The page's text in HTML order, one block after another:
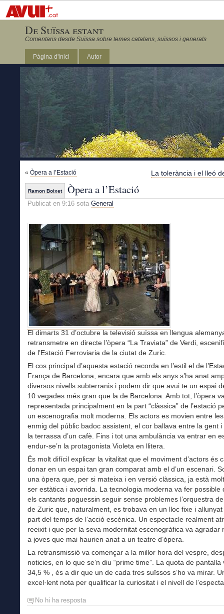
De Suïssa estant
Comentaris desde Suïssa sobre temes catalans, suïssos i generals
Pàgina d'inici Autor
« Òpera a l’Estació La tolerància i el lleó
Ramon Boixet Òpera a l’Estació
Publicat en 9:16 sota General
El dimarts 31 d’octubre la televisió suïssa en llengua
retransmetre en directe l’òpera “La Traviata” de Verdi,
de l’Estació Ferroviaria de la ciutat de Zuric.
El cos principal d’aquesta estació recorda en l’estil el de
França de Barcelona, encara que amb els anys s’ha anat
diversos nivells subterranis i podem dir que avui te un espai
10 vegades més gran que la de Barcelona. Amb tot, l’òpera
representada principalment en la part “clàssica” de l’estació
un escenografia molt moderna. Els actors es movien entre
enmig del públic badoc assistent, el cor ballava entre la gent i
la terrassa d’un cafè. Fins i tot una ambulància va entrar en
endur-se’n la protagonista Violeta en llitera.
És molt difícil explicar la vitalitat que el moviment d’actors és
donar en un espai tan gran comparat amb el d’un escenari.
una òpera que, per si mateixa i en versió clàssica, ja està
ser estàtica i avorrida. La tecnologia moderna va fer possible
els cantants poguessin seguir sense problemes l’orquestra de
de Zuric que, naturalment, es trobava en un lloc fixe i
part del temps de l’acció escènica. Un espectacle realment
reeixit i que per la seva modernitat escenogràfica va agradar
a joves que mai haurien anat a un teatre d’òpera.
La retransmissió va començar a la millor hora del vespre,
noticies, en lo que se’n diu “prime time”. La quota de pantalla
34,5 % , és a dir que un de cada tres suïssos s’ho va mirar.
excel·lent nota per qualificar la curiositat i el nivell de
No hi ha resposta